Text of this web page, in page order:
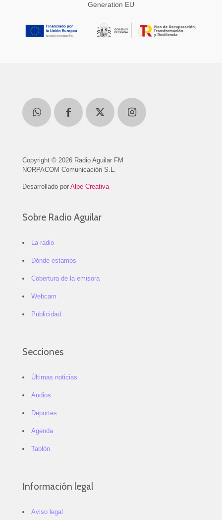
Generation EU
Copyright © 2026 Radio Aguilar FM
NORPACOM Comunicación S.L.
Desarrollado por Alpe Creativa
Sobre Radio Aguilar
La radio
Dónde estamos
Cobertura de la emisora
Webcam
Publicidad
Secciones
Últimas noticias
Audios
Deportes
Agenda
Tablón
Información legal
Aviso legal